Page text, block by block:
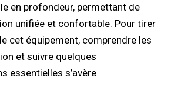
en profondeur, permettant de
unifiée et confortable. Pour tirer
cet équipement, comprendre les
et suivre quelques
essentielles s’avère